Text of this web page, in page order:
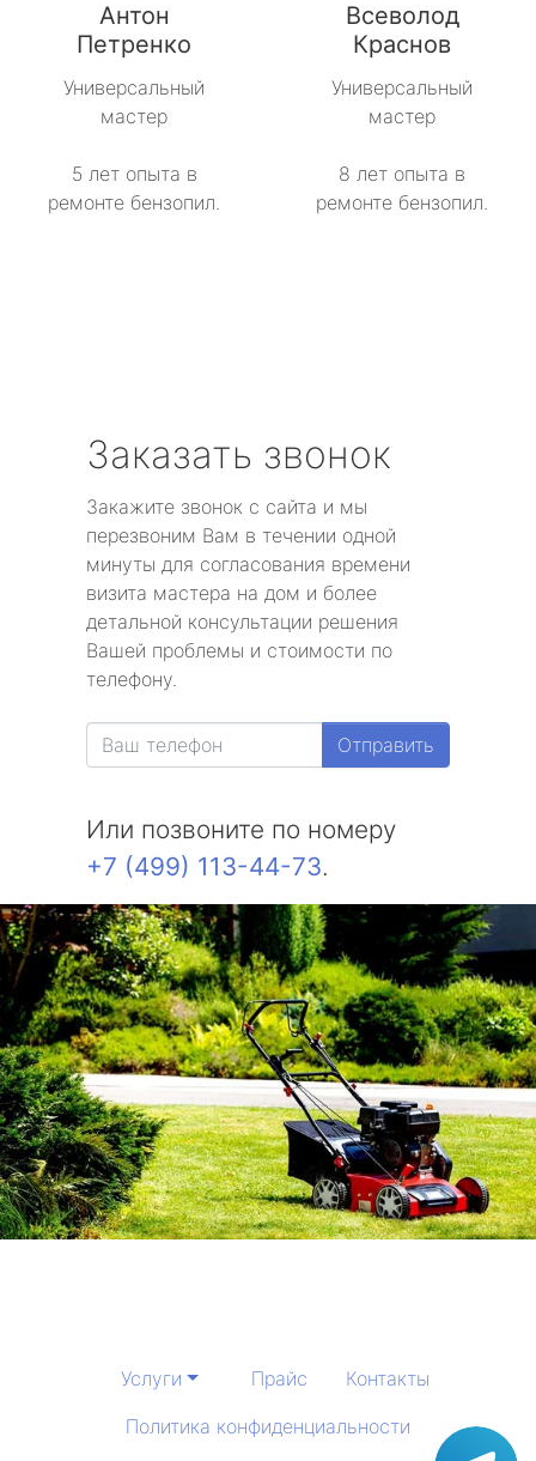
Антон
Петренко
Универсальный
мастер
5 лет опыта в
ремонте бензопил.
Всеволод
Краснов
Универсальный
мастер
8 лет опыта в
ремонте бензопил.
Заказать звонок
Закажите звонок с сайта и мы
перезвоним Вам в течении одной
минуты для согласования времени
визита мастера на дом и более
детальной консультации решения
Вашей проблемы и стоимости по
телефону.
Отправить
Или позвоните по номеру
+7 (499) 113-44-73.
Услуги Прайс
Контакты
Политика конфиденциальности